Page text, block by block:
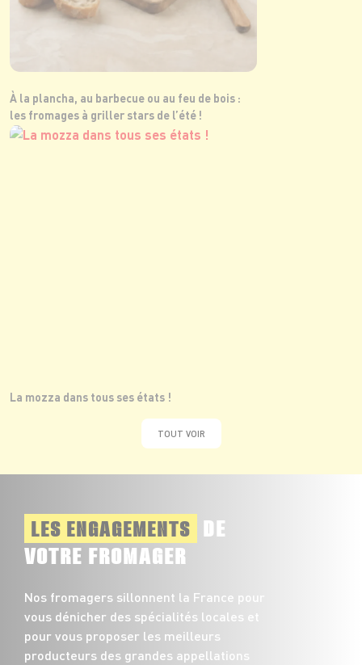
À la plancha, au barbecue ou au feu de bois :
les fromages à griller stars de l’été !
La mozza dans tous ses états !
TOUT VOIR
LES ENGAGEMENTS DE
VOTRE FROMAGER
Nos fromagers sillonnent la France pour
vous dénicher des spécialités locales et
pour vous proposer les meilleurs
producteurs des grandes appellations